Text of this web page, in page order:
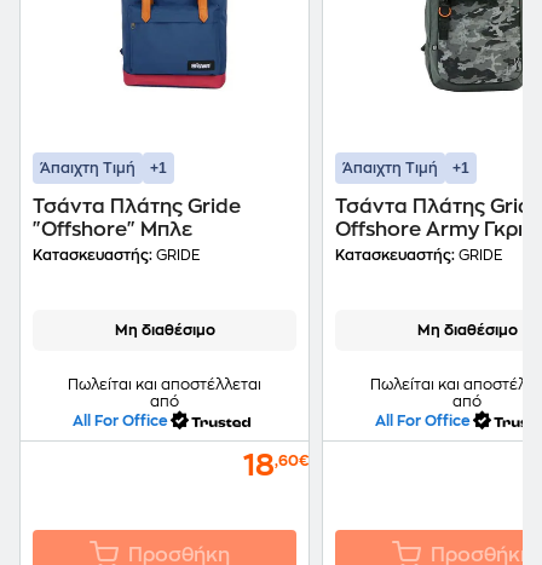
Άπαιχτη Τιμή +1
Τσάντα Πλάτης Gride
"Offshore" Μπλε
Κατασκευαστής: GRIDE
Μη διαθέσιμο
Πωλείται και αποστέλλεται
από
All For Office
18,60€
Προσθήκη
Άπαιχτη Τιμή +1
Τσάντα Πλάτης Gride
Offshore Army Γκρι
Κατασκευαστής: GRIDE
Μη διαθέσιμο
Πωλείται και
από
All For Office
Προσθήκη